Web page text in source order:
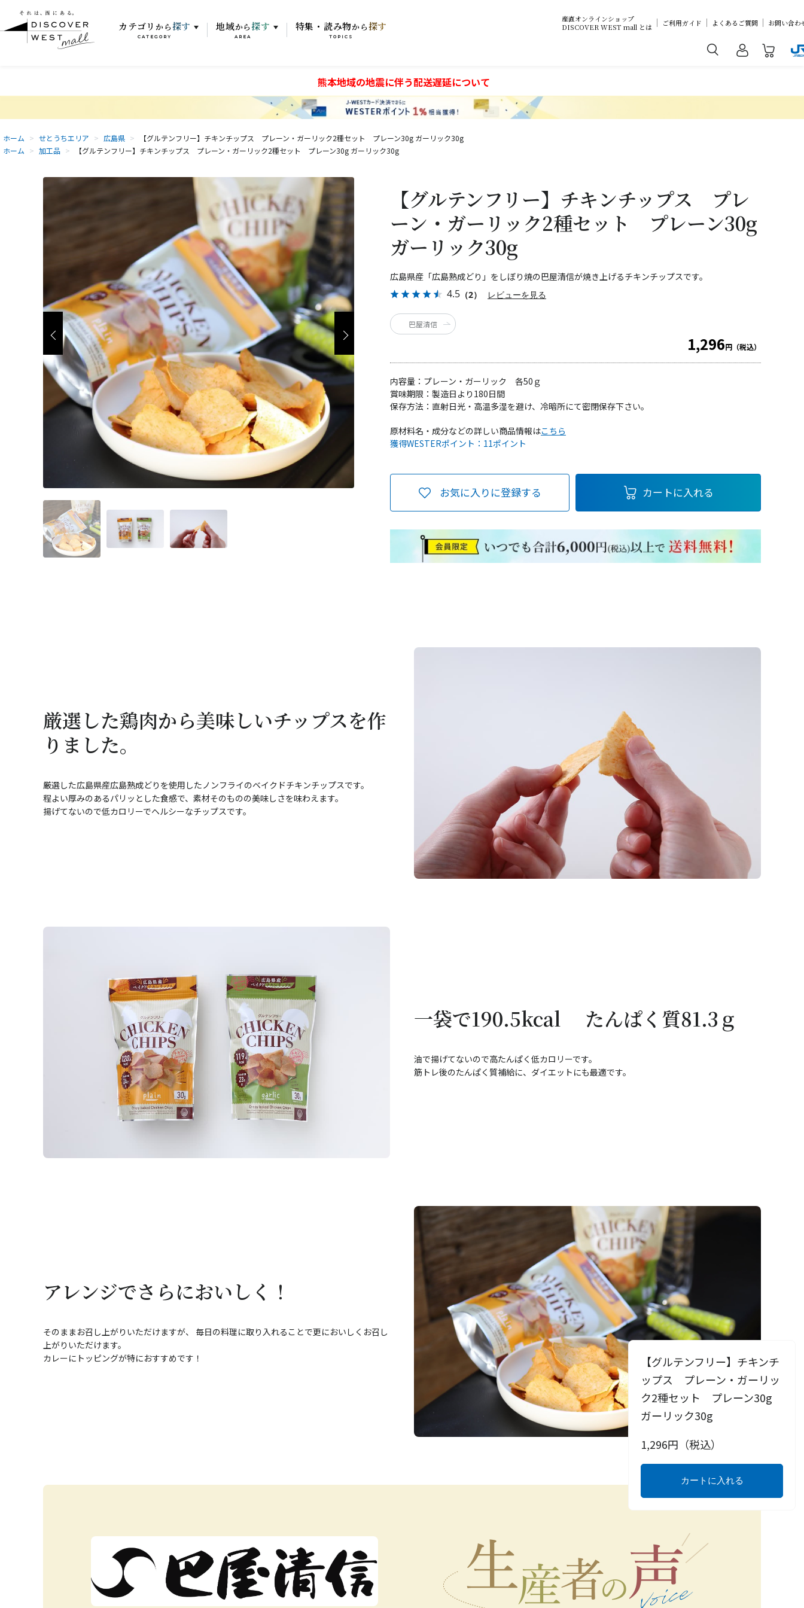
カテゴリ から 探す
CATEGORY
地域から 探す
AREA
特集・読み物から 探す
TOPICS
産直オンラインショップ
DISCOVER WEST mall とは
ご利用ガイド よくあるご質問 お問い合わ
熊本地域の地震に伴う配送遅延について
ホーム > せとうちエリア > 広島県 >
【グルテンフリー】チキンチップス プレーン・ガーリック2種セット プレーン30g ガーリック30g
ホーム > 加工品 > 【グルテンフリー】チキンチップス プレーン・ガーリック2種セット プレーン30g ガーリック30g
広島県産「広島熟成どり」をしぼり焼の巴屋清信が焼き上げるチキンチップスです。
4.5 （2） レビューを見る
【グルテンフリー】チキンチップス プレ
ーン・ガーリック2種セット プレーン30g
ガーリック30g
1,296円（税込）
内容量： プレーン・ガーリック 各50ｇ
賞味期限： 製造日より180日間
保存方法： 直射日光・高温多湿を避け、冷暗所にて密閉保存下さい。
獲得WESTERポイント： 11ポイント
カートに入れる
お気に入りに登録する
原材料名・成分などの詳しい商品情報はこちら
巴屋清信
【グルテンフリー】チキンチ
ップス プレーン・ガーリッ
ク2種セット プレーン30g
ガーリック30g
1,296円（税込）
カートに入れる
厳選した鶏肉から美味しいチップスを作
りました。
厳選した広島県産広島熟成どりを使用したノンフライのベイクドチキンチップスです。
程よい厚みのあるパリッとした食感で、素材そのものの美味しさを味わえます。
揚げてないので低カロリーでヘルシーなチップスです。
一袋で190.5kcal たんぱく質81.3ｇ
油で揚げてないので高たんぱく低カロリーです。
筋トレ後のたんぱく質補給に、ダイエットにも最適です。
アレンジでさらにおいしく！
そのままお召し上がりいただけますが、 毎日の料理に取り入れることで更においしくお召し
上がりいただけます。
カレーにトッピングが特におすすめです！